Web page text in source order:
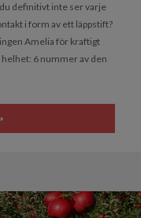
definitivt inte ser varje
i form av ett läppstift?
Amelia för kraftigt
6 nummer av den